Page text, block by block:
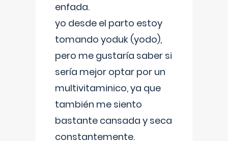
enfada.
yo desde el parto estoy
tomando yoduk (yodo),
pero me gustaría saber si
sería mejor optar por un
multivitaminico, ya que
también me siento
bastante cansada y seca
constantemente.